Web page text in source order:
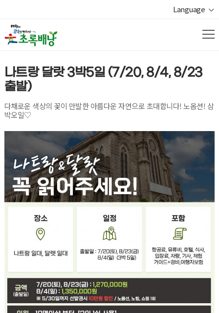
Language
열기
나트랑 달랏 3박5일 (7/20, 8/4, 8/23
출발)
다채로운 색상의 꽃이 만발한 아름다운 자연으로 초대합니다! 노옵션! 삼
박오일♡